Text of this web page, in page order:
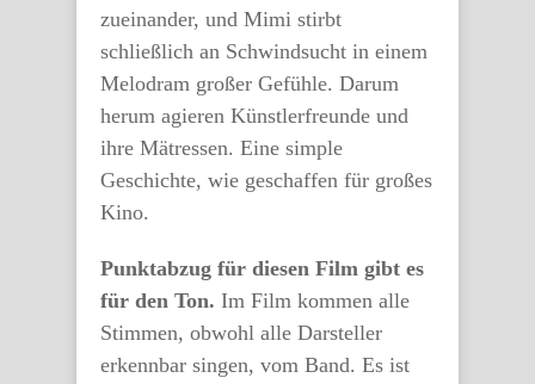
zueinander, und Mimi stirbt
schließlich an Schwindsucht in einem
Melodram großer Gefühle. Darum
herum agieren Künstlerfreunde und
ihre Mätressen. Eine simple
Geschichte, wie geschaffen für großes
Kino.
Punktabzug für diesen Film gibt es
für den Ton. Im Film kommen alle
Stimmen, obwohl alle Darsteller
erkennbar singen, vom Band. Es ist